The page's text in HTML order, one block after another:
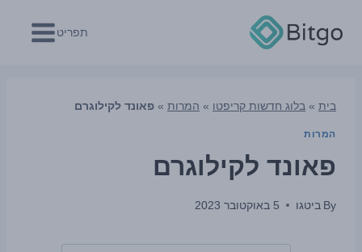
תפריט
בית » בלוג חדשות קריפטו » המרות » פאונד לקילוגרם
המרות
פאונד לקילוגרם
By ביטגו 5 באוקטובר 2023